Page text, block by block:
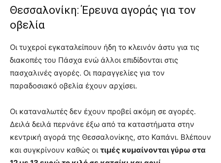
Θεσσαλονίκη: Έρευνα αγοράς για τον
οβελία
Οι τυχεροί εγκαταλείπουν ήδη το κλεινόν άστυ για τις
διακοπές του Πάσχα ενώ άλλοι επιδίδονται στις
πασχαλινές αγορές. Οι παραγγελίες για τον
παραδοσιακό οβελία έχουν αρχίσει.
Οι καταναλωτές δεν έχουν προβεί ακόμη σε αγορές.
Δειλά δειλά περνάνε έξω από τα καταστήματα στην
κεντρική αγορά της Θεσσαλονίκης, στο Καπάνι. Βλέπουν
και συγκρίνουν καθώς οι τιμές κυμαίνονται γύρω στα